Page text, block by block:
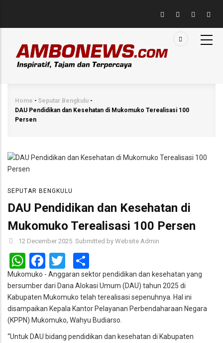
main
Breadcrumb
Home - Seputar Bengkulu -
DAU Pendidikan dan Kesehatan di Mukomuko Terealisasi 100
Persen
SEPUTAR BENGKULU
DAU Pendidikan dan Kesehatan di
Mukomuko Terealisasi 100 Persen
12 December 2025 Submitted by Website Admin
WhatsApp
Facebook
Twitter
Mukomuko - Anggaran sektor pendidikan dan kesehatan yang
bersumber dari Dana Alokasi Umum (DAU) tahun 2025 di
Kabupaten Mukomuko telah terealisasi sepenuhnya. Hal ini
disampaikan Kepala Kantor Pelayanan Perbendaharaan Negara
(KPPN) Mukomuko, Wahyu Budiarso.
“Untuk DAU bidang pendidikan dan kesehatan di Kabupaten